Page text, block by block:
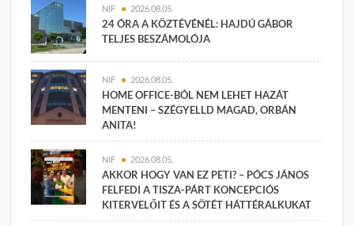
NIF 2026.08.05.
24 ÓRA A KÖZTÉVÉNÉL: HAJDÚ GÁBOR
TELJES BESZÁMOLÓJA
NIF 2026.08.05.
HOME OFFICE-BÓL NEM LEHET HAZÁT
MENTENI – SZÉGYELLD MAGAD, ORBÁN
ANITA!
NIF 2026.08.05.
AKKOR HOGY VAN EZ PETI? – PÓCS JÁNOS
FELFEDI A TISZA-PÁRT KONCEPCIÓS
KITERVELŐIT ÉS A SÖTÉT HÁTTÉRALKUKAT